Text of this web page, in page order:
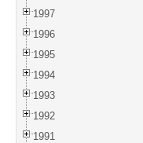
1997
1996
1995
1994
1993
1992
1991